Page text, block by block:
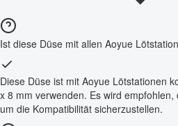
Ist diese Düse mit allen Aoyue
Diese Düse ist mit Aoyue Lötstationen
x 8 mm verwenden. Es wird
um die Kompatibilität sicherzustellen.